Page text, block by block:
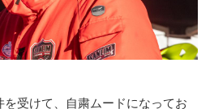
受けて、自粛ムードになってお